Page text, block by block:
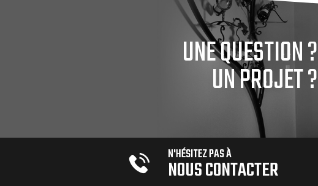
UNE QUESTION ?
UN PROJET ?
N'HÉSITEZ PAS À
NOUS CONTACTER